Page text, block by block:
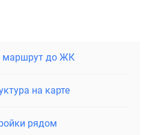
маршрут до ЖК
на карте
рядом